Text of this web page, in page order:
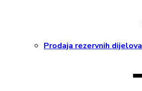
Prodaja rezervnih dijelova